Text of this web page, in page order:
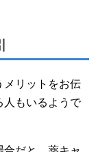
メリットをお伝
人もいるようで